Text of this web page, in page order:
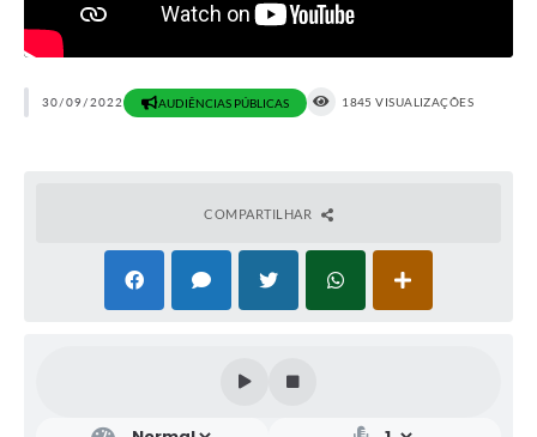
30/09/2022 AUDIÊNCIAS PÚBLICAS 1845 VISUALIZAÇÕES
COMPARTILHAR